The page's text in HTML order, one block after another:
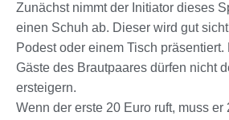
Zunächst nimmt der Initiator dieses
einen Schuh ab. Dieser wird gut
Podest oder einem Tisch
Gäste des Brautpaares dürfen nicht
ersteigern.
Wenn der erste 20 Euro ruft, muss er